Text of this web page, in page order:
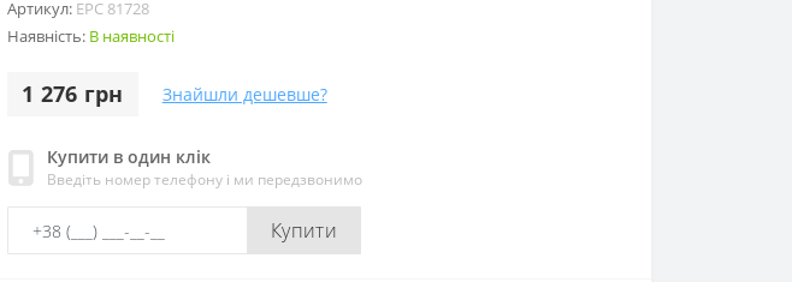
Артикул: EPC 81728
Наявність: В наявності
1 276 грн Знайшли дешевше?
Купити в один клік
Введіть номер телефону і ми передзвонимо
Купити